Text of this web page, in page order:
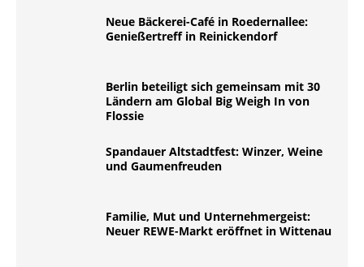
Neue Bäckerei-Café in Roedernallee:
Genießertreff in Reinickendorf
Berlin beteiligt sich gemeinsam mit 30
Ländern am Global Big Weigh In von
Flossie
Spandauer Altstadtfest: Winzer, Weine
und Gaumenfreuden
Familie, Mut und Unternehmergeist:
Neuer REWE-Markt eröffnet in Wittenau